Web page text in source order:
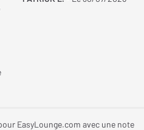
constamment placée sur la
aussi longtemps que vous le
l'enceinte, il suffit de la soulever
détache automatiquement du
EasyLounge.com avec une note